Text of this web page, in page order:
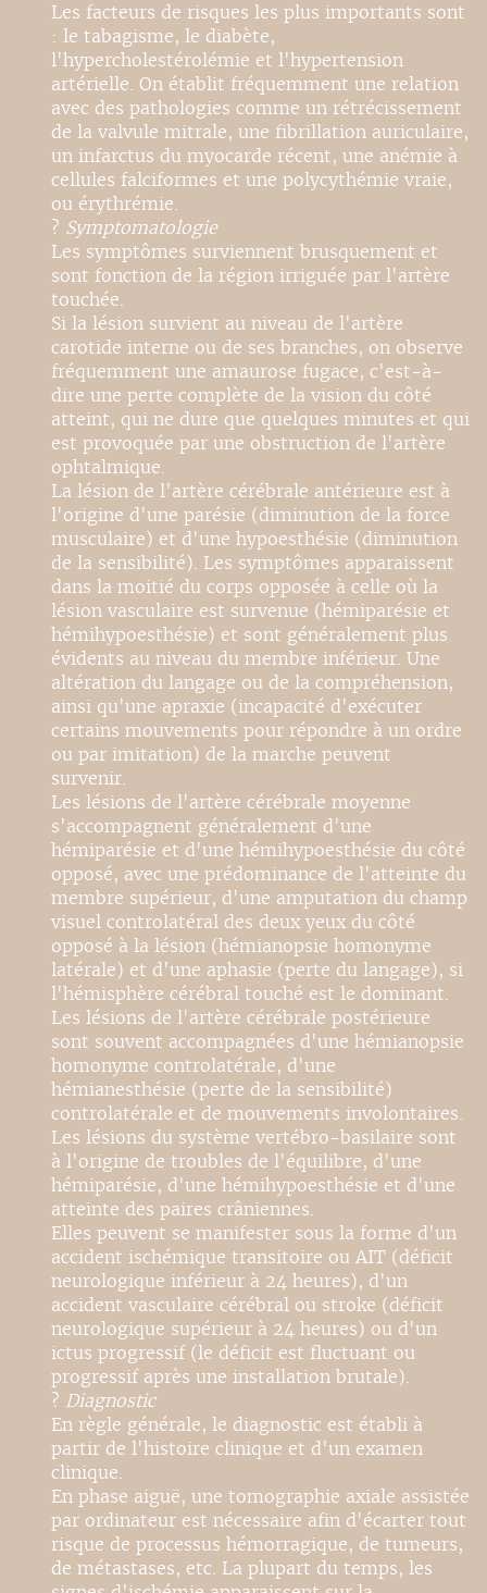
Les facteurs de risques les plus importants sont
: le tabagisme, le diabète,
l'hypercholestérolémie et l'hypertension
artérielle. On établit fréquemment une relation
avec des pathologies comme un rétrécissement
de la valvule mitrale, une fibrillation auriculaire,
un infarctus du myocarde récent, une anémie à
cellules falciformes et une polycythémie vraie,
ou érythrémie.
? Symptomatologie
Les symptômes surviennent brusquement et
sont fonction de la région irriguée par l'artère
touchée.
Si la lésion survient au niveau de l'artère
carotide interne ou de ses branches, on observe
fréquemment une amaurose fugace, c'est-à-
dire une perte complète de la vision du côté
atteint, qui ne dure que quelques minutes et qui
est provoquée par une obstruction de l'artère
ophtalmique.
La lésion de l'artère cérébrale antérieure est à
l'origine d'une parésie (diminution de la force
musculaire) et d'une hypoesthésie (diminution
de la sensibilité). Les symptômes apparaissent
dans la moitié du corps opposée à celle où la
lésion vasculaire est survenue (hémiparésie et
hémihypoesthésie) et sont généralement plus
évidents au niveau du membre inférieur. Une
altération du langage ou de la compréhension,
ainsi qu'une apraxie (incapacité d'exécuter
certains mouvements pour répondre à un ordre
ou par imitation) de la marche peuvent
survenir.
Les lésions de l'artère cérébrale moyenne
s'accompagnent généralement d'une
hémiparésie et d'une hémihypoesthésie du côté
opposé, avec une prédominance de l'atteinte du
membre supérieur, d'une amputation du champ
visuel controlatéral des deux yeux du côté
opposé à la lésion (hémianopsie homonyme
latérale) et d'une aphasie (perte du langage), si
l'hémisphère cérébral touché est le dominant.
Les lésions de l'artère cérébrale postérieure
sont souvent accompagnées d'une hémianopsie
homonyme controlatérale, d'une
hémianesthésie (perte de la sensibilité)
controlatérale et de mouvements involontaires.
Les lésions du système vertébro-basilaire sont
à l'origine de troubles de l'équilibre, d'une
hémiparésie, d'une hémihypoesthésie et d'une
atteinte des paires crâniennes.
Elles peuvent se manifester sous la forme d'un
accident ischémique transitoire ou AIT (déficit
neurologique inférieur à 24 heures), d'un
accident vasculaire cérébral ou stroke (déficit
neurologique supérieur à 24 heures) ou d'un
ictus progressif (le déficit est fluctuant ou
progressif après une installation brutale).
? Diagnostic
En règle générale, le diagnostic est établi à
partir de l'histoire clinique et d'un examen
clinique.
En phase aiguë, une tomographie axiale assistée
par ordinateur est nécessaire afin d'écarter tout
risque de processus hémorragique, de tumeurs,
de métastases, etc. La plupart du temps, les